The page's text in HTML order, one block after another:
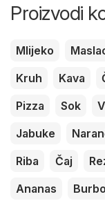
Proizvodi
Mlijeko
Kruh
Kava
Pizza
Sok
Jabuke
Riba
Čaj
Ananas